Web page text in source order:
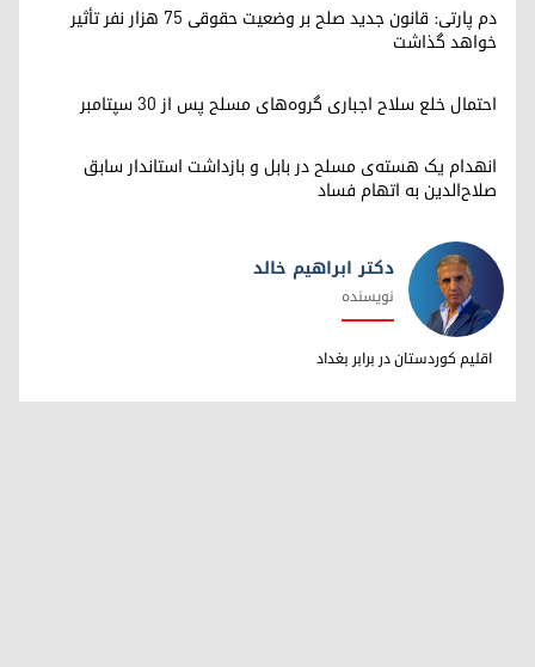
دم پارتی: قانون جدید صلح بر وضعیت حقوقی ۷۵ هزار نفر تأثیر
خواهد گذاشت
احتمال خلع سلاح اجباری گروه‌های مسلح پس از ۳۰ سپتامبر
انهدام یک هسته‌ی مسلح در بابل و بازداشت استاندار سابق
صلاح‌الدین به اتهام فساد
دکتر ابراهیم خالد
دکتر ابراهیم خالد
نویسنده
اقلیم کوردستان در برابر بغداد